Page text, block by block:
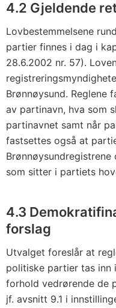
4.2 Gjeldende
Lovbestemmelsene
partier finnes i dag i
28.6.2002 nr. 57).
Brønnøysund. Reglene
av partinavn, hva som
partinavnet samt når
fastsettes også at
som sitter i partiets
4.3
forslag
Utvalget foreslår at
politiske partier tas inn
forhold vedrørende de
jf. avsnitt 9.1 i